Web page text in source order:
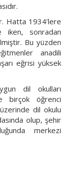
Hatta 1934’lere
iken, sonradan
Bu yüzden
anadili
eğrisi yüksek
dil okulları
birçok öğrenci
dil okulu
olup, şehir
merkezi